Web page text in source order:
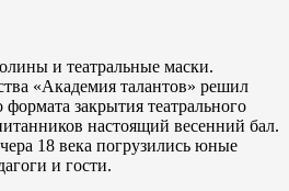
и театральные маски.
«Академия талантов» решил
формата закрытия театрального
настоящий весенний бал.
18 века погрузились юные
и гости.